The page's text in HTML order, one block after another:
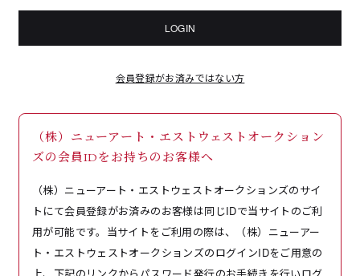
LOGIN
会員登録がお済みではない方
（株）ニューアート・エストウェストオークション
ズの会員IDをお持ちのお客様へ
（株）ニューアート・エストウェストオークションズのサイ
トにて会員登録がお済みのお客様は同じIDで当サイトのご利
用が可能です。当サイトをご利用の際は、（株）ニューアー
ト・エストウェストオークションズのログインIDをご用意の